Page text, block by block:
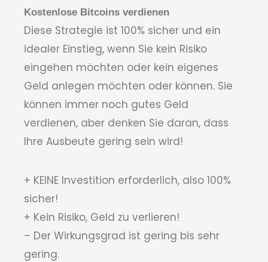
Kostenlose Bitcoins verdienen
Diese Strategie ist 100% sicher und ein
idealer Einstieg, wenn Sie kein Risiko
eingehen möchten oder kein eigenes
Geld anlegen möchten oder können. Sie
können immer noch gutes Geld
verdienen, aber denken Sie daran, dass
Ihre Ausbeute gering sein wird!
+ KEINE Investition erforderlich, also 100%
sicher!
+ Kein Risiko, Geld zu verlieren!
– Der Wirkungsgrad ist gering bis sehr
gering.